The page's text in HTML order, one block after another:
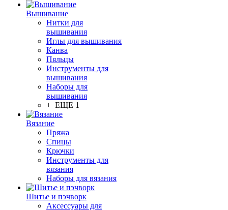
Вышивание
Нитки для
вышивания
Иглы для вышивания
Канва
Пяльцы
Инструменты для
вышивания
Наборы для
вышивания
+ ЕЩЕ 1
Вязание
Пряжа
Спицы
Крючки
Инструменты для
вязания
Наборы для вязания
Шитье и пэчворк
Аксессуары для